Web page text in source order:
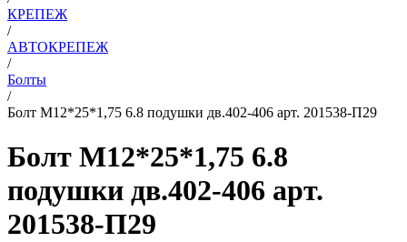
КРЕПЕЖ
/
АВТОКРЕПЕЖ
/
Болты
/
Болт М12*25*1,75 6.8 подушки дв.402-406 арт. 201538-П29
Болт М12*25*1,75 6.8
подушки дв.402-406 арт.
201538-П29